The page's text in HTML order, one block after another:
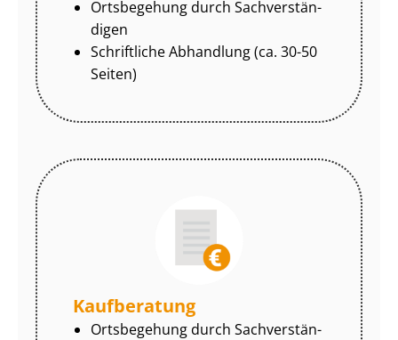
Ortsbegehung durch Sach­ver­stän­
di­gen
Schriftliche Abhandlung (ca. 30-50
Seiten)
Kaufberatung
Ortsbegehung durch Sach­ver­stän­